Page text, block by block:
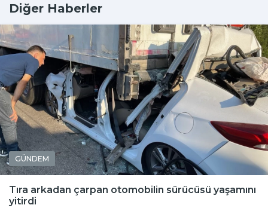
Diğer Haberler
GÜNDEM
Tıra arkadan çarpan otomobilin sürücüsü yaşamını
yitirdi